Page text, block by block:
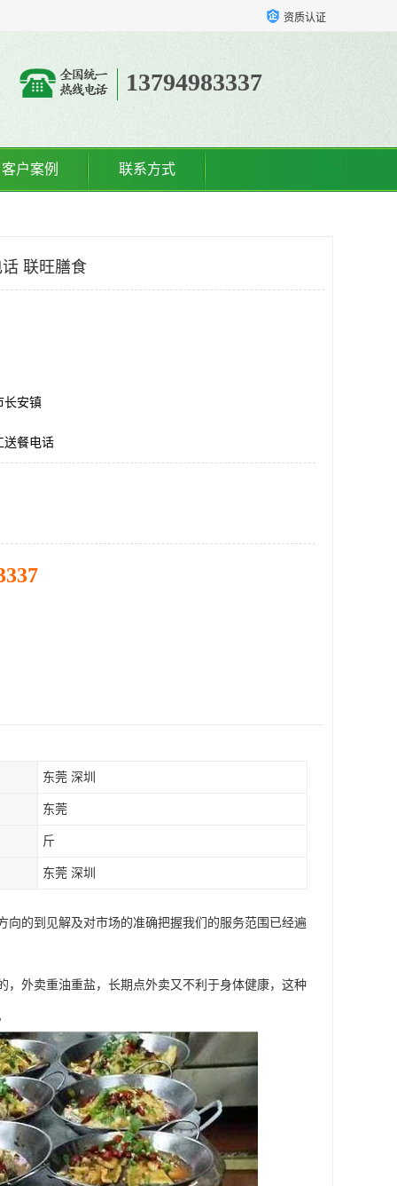
资质认证
13794983337
客户案例 联系方式
联旺膳食
长安镇
送餐电话
东莞 深圳
东莞
斤
东莞 深圳
的到见解及对市场的准确把握我们的服务范围已经遍
外卖重油重盐，长期点外卖又不利于身体健康，这种